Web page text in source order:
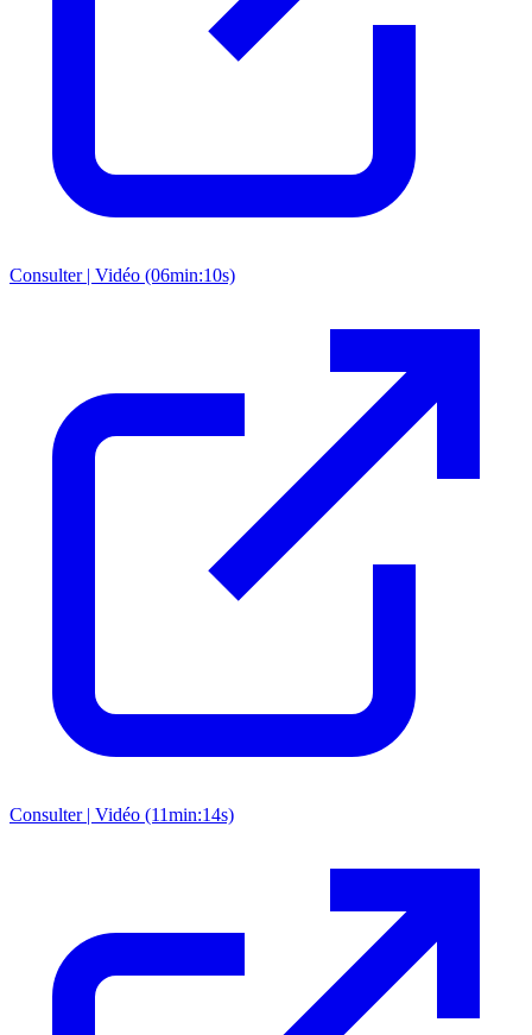
Consulter | Vidéo (06min:10s)
Consulter | Vidéo (11min:14s)